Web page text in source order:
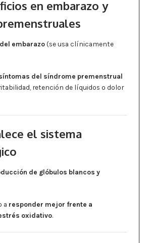
en embarazo y
embarazo(se usa clínicamente
del síndrome premenstrual
retención de líquidos o dolor
el sistema
de glóbulos blancos y
a responder mejor frente a
oxidativo.